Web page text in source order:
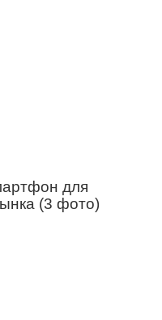
для
(3 фото)